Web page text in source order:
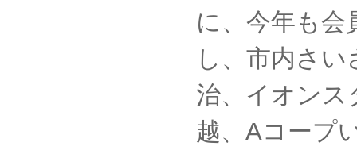
に、今年も会
し、市内さ
治、イオンス
越、Aコープ